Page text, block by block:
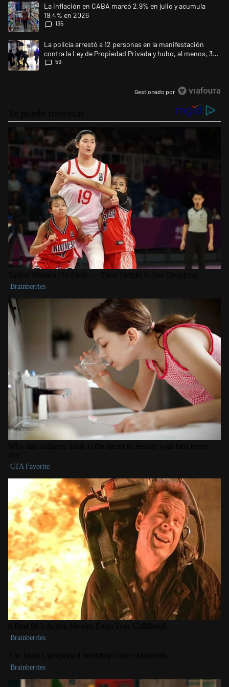
Un artículo de tendencia con el título "La inflación en CABA marcó
La inflación en CABA marcó 2,9% en julio y acumula
19,4% en 2026
135
Un artículo de tendencia con el título "La policía arrestó a 12
La policía arrestó a 12 personas en la manifestación
contra la Ley de Propiedad Privada y hubo, al menos, 3
agentes heridos
59
Gestionado por